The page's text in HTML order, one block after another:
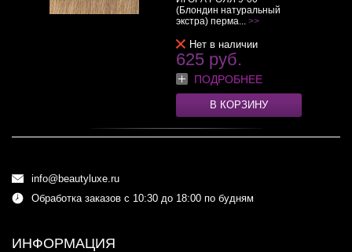
(Блондин натуральный
экстра) перма... >>
Нет в наличии
625 руб.
ПОДРОБНЕЕ
В КОРЗИНУ
info@beautyluxe.ru
Обработка заказов с 10:30 до 18:00 по будням
ИНФОРМАЦИЯ